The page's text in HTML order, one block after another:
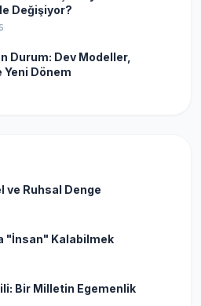
Değişiyor?
Durum: Dev Modeller,
Yeni Dönem
ve Ruhsal Denge
"İnsan" Kalabilmek
Bir Milletin Egemenlik